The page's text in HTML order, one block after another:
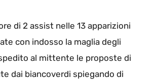
di 2 assist nelle 13 apparizioni
con indosso la maglia degli
al mittente le proposte di
dai biancoverdi spiegando di